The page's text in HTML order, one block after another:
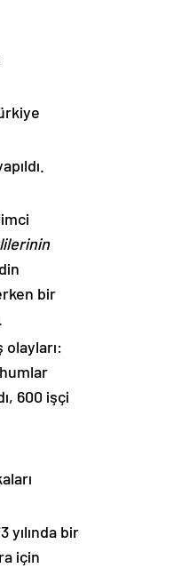
bir
olayları:
600 işçi
yılında bir
için